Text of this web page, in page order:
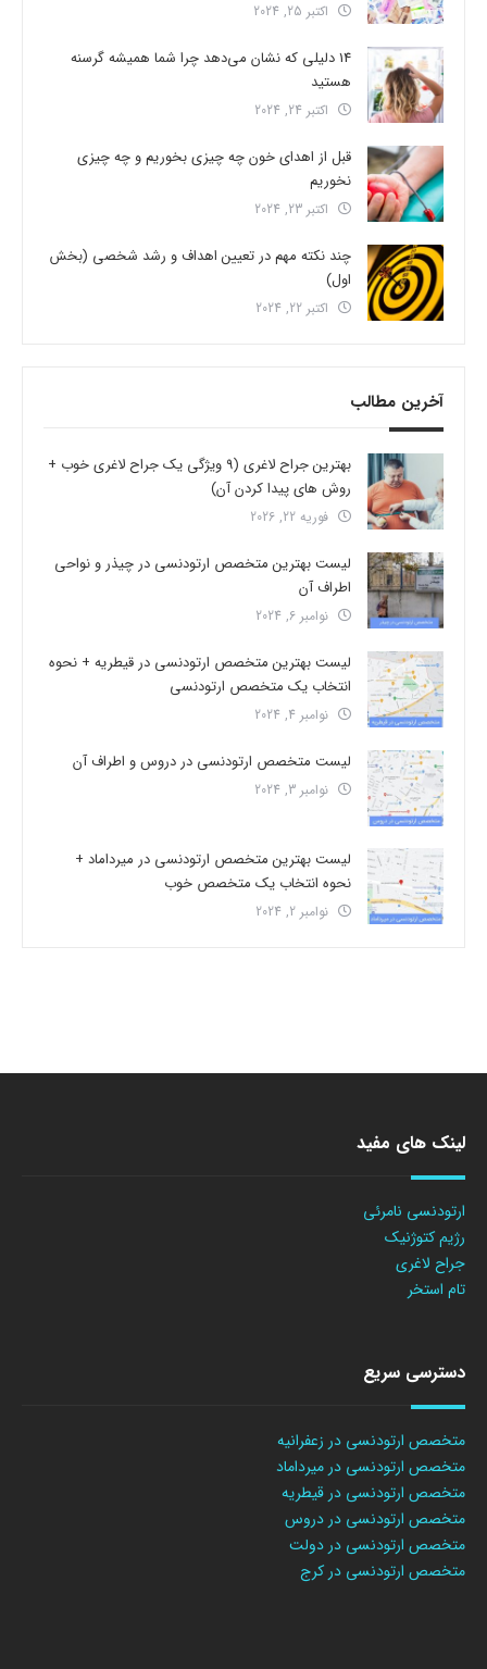
اکتبر 25, 2024
14 دلیلی که نشان می‌دهد چرا شما همیشه گرسنه
هستید
اکتبر 24, 2024
قبل از اهدای خون چه چیزی بخوریم و چه چیزی
نخوریم
اکتبر 23, 2024
چند نکته مهم در تعیین اهداف و رشد شخصی (بخش
اول)
اکتبر 22, 2024
آخرین مطالب
بهترین جراح لاغری (9 ویژگی یک جراح لاغری خوب +
روش های پیدا کردن آن)
فوریه 22, 2026
لیست بهترین متخصص ارتودنسی در چیذر و نواحی
اطراف آن
نوامبر 6, 2024
لیست بهترین متخصص ارتودنسی در قیطریه + نحوه
انتخاب یک متخصص ارتودنسی
نوامبر 4, 2024
لیست متخصص ارتودنسی در دروس و اطراف آن
نوامبر 3, 2024
لیست بهترین متخصص ارتودنسی در میرداماد +
نحوه انتخاب یک متخصص خوب
نوامبر 2, 2024
لینک های مفید
ارتودنسی نامرئی
رژیم کتوژنیک
جراح لاغری
تام استخر
دسترسی سریع
متخصص ارتودنسی در زعفرانیه
متخصص ارتودنسی در میرداماد
متخصص ارتودنسی در قیطریه
متخصص ارتودنسی در دروس
متخصص ارتودنسی در دولت
متخصص ارتودنسی در کرج